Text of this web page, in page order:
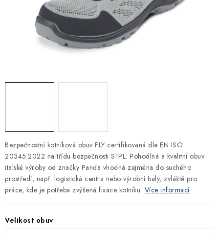
MONTÁŽNÍ A STAVEBNÍ CHEMIE
KONTAKTY
Obchodní podmínky
GDPR
Bezpečnostní kotníková obuv FLY certifikovaná dle EN ISO
20345:2022 na třídu bezpečnosti S1PL. Pohodlná a kvalitní obuv
italské výroby od značky Panda vhodná zejména do suchého
prostředí, např. logistická centra nebo výrobní haly, zvláště pro
práce, kde je potřeba zvýšená fixace kotníku. Více informací
Velikost obuv